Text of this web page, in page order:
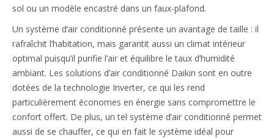
sol ou un modèle encastré dans un faux-plafond.
Un système d’air conditionné présente un avantage de taille : il
rafraîchit l’habitation, mais garantit aussi un climat intérieur
optimal puisqu’il purifie l’air et équilibre le taux d’humidité
ambiant. Les solutions d’air conditionné Daikin sont en outre
dotées de la technologie Inverter, ce qui les rend
particulièrement économes en énergie sans compromettre le
confort offert. De plus, un tel système d’air conditionné permet
aussi de se chauffer, ce qui en fait le système idéal pour